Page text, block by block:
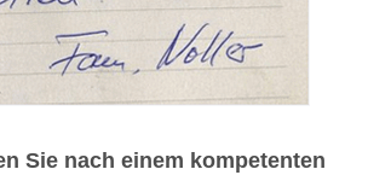
Sie nach einem kompetenten